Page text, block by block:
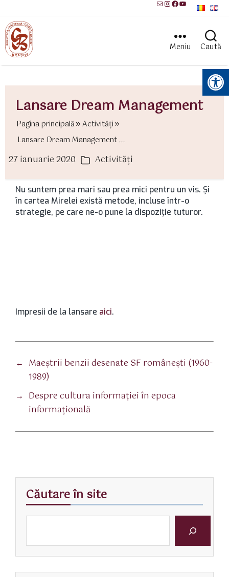
MailInstagram
Facebook
YouTube
Meniu Caută
Instrumente pentru accesibilitate
Lansare Dream Management
Pagina principală
Activităţi
Lansare Dream Management ...
27 ianuarie 2020 Categorii
Activităţi
Nu suntem prea mari sau prea mici pentru un vis. Și
în cartea Mirelei există metode, incluse într-o
strategie, pe care ne-o pune la dispoziție tuturor.
Impresii de la lansare aici.
← Maeștrii benzii desenate SF românești (1960-
1989)
→ Despre cultura informației în epoca
informațională
Căutare în site